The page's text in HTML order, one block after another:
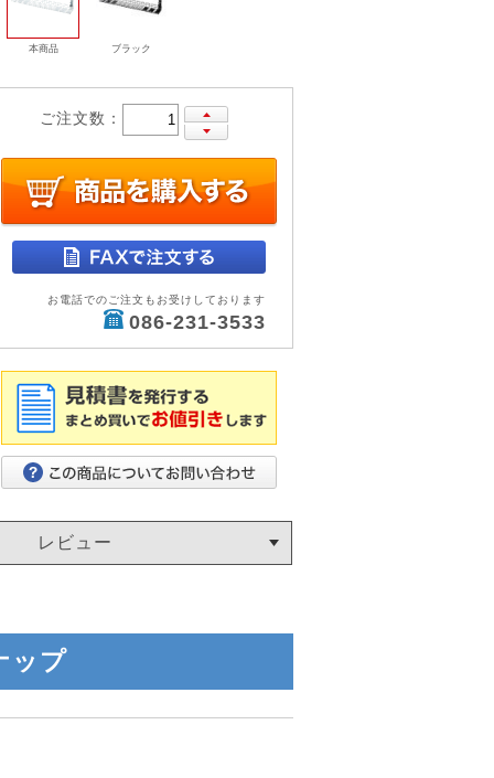
本商品 ブラック
ご注文数：
お電話でのご注文もお受けしております
086-231-3533
レビュー
ップ